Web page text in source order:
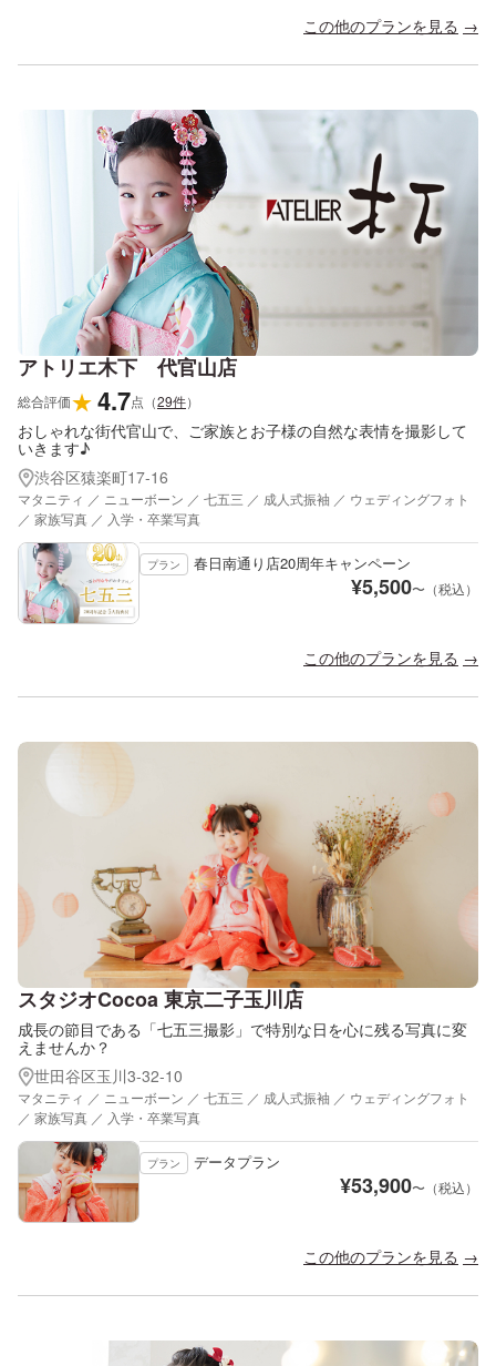
この他のプランを見る
アトリエ木下 代官山店
総合評価★4.7点 （29件）
おしゃれな街代官山で、ご家族とお子様の自然な表情を撮影して
いきます♪
渋谷区猿楽町17-16
マタニティ ／ ニューボーン ／ 七五三 ／ 成人式振袖 ／ ウェディングフォト
／ 家族写真 ／ 入学・卒業写真
プラン 春日南通り店20周年キャンペーン
¥5,500〜（税込）
この他のプランを見る
スタジオCocoa 東京二子玉川店
成長の節目である「七五三撮影」で特別な日を心に残る写真に変
えませんか？
世田谷区玉川3-32-10
マタニティ ／ ニューボーン ／ 七五三 ／ 成人式振袖 ／ ウェディングフォト
／ 家族写真 ／ 入学・卒業写真
プラン データプラン
¥53,900〜（税込）
この他のプランを見る